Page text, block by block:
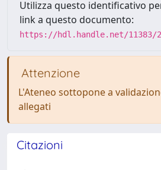
Utilizza questo identificativo
link a questo documento:
https://hdl.handle.net/11383/
Attenzione
L'Ateneo sottopone a
allegati
Citazioni